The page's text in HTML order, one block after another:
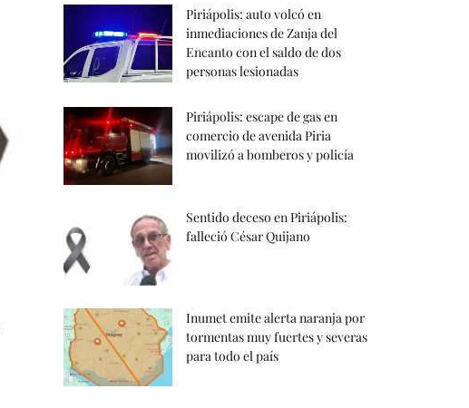
Piriápolis: auto volcó en
inmediaciones de Zanja del
Encanto con el saldo de dos
personas lesionadas
Piriápolis: escape de gas en
comercio de avenida Piria
movilizó a bomberos y policía
Sentido deceso en Piriápolis:
falleció César Quijano
Inumet emite alerta naranja por
tormentas muy fuertes y severas
para todo el país